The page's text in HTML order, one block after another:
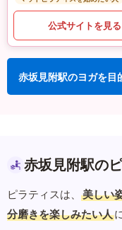
公式サイトを見る
赤坂見附駅のヨガを目
赤坂見附駅の
ピラティスは、 美しい
分磨きを楽しみたい人